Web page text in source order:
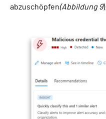
abzuschöpfen(Abbildung 9).